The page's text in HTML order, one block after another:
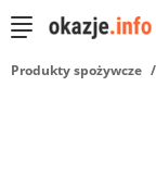
Produkty spożywcze